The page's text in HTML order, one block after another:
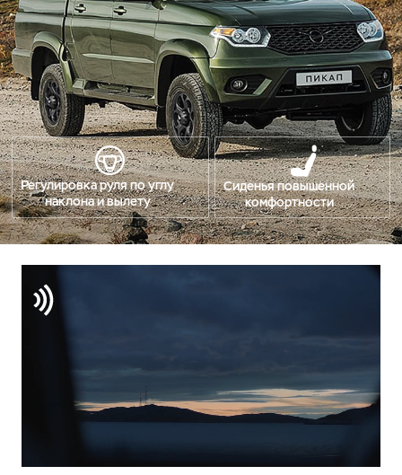
Регулировка руля по углу
наклона и вылету
Сиденья повышенной
комфортности